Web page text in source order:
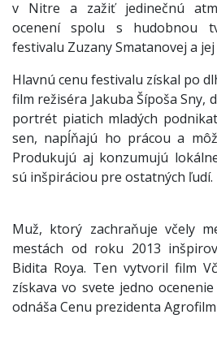
v Nitre a zažiť jedinečnú
ocenení spolu s hudobnou
festivalu Zuzany Smatanovej a jej
Hlavnú cenu festivalu získal po
film režiséra Jakuba Šípoša Sny,
portrét piatich mladých
sen, napĺňajú ho prácou a
Produkujú aj konzumujú
sú inšpiráciou pre ostatných ľudí.
Muž, ktorý zachraňuje včely
mestách od roku 2013
Bidita Roya. Ten vytvoril film
získava vo svete jedno
odnáša Cenu prezidenta